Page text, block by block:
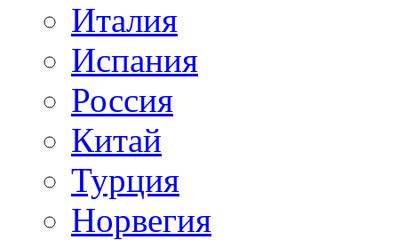
Италия
Испания
Россия
Китай
Турция
Норвегия